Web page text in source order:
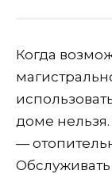
Когда
доме
—
Обслуживать